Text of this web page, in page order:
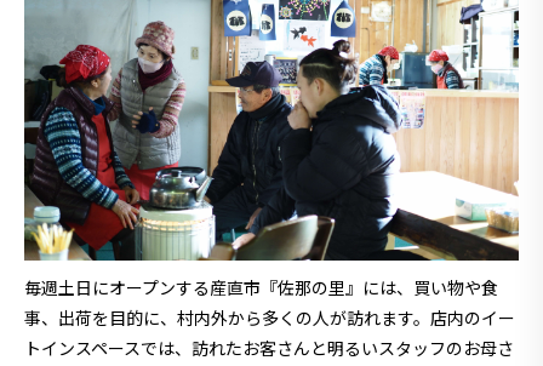
毎週土日にオープンする産直市『佐那の里』には、買い物や食
事、出荷を目的に、村内外から多くの人が訪れます。店内のイー
トインスペースでは、訪れたお客さんと明るいスタッフのお母さ